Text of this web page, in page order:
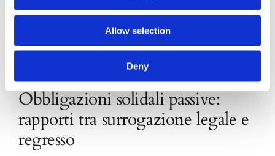
Allow selection
Deny
Obbligazioni solidali passive:
rapporti tra surrogazione legale e
regresso